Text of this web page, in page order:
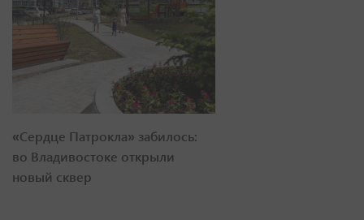
«Сердце Патрокла» забилось:
во Владивостоке открыли
новый сквер